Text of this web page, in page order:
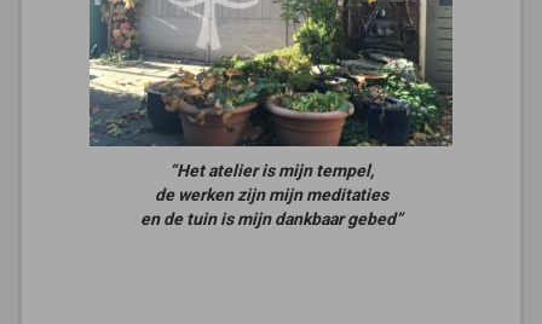
“Het atelier is mijn tempel,
de werken zijn mijn meditaties
en de tuin is mijn dankbaar gebed”